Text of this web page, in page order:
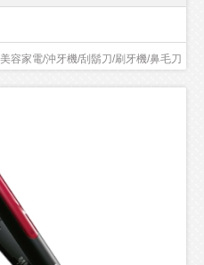
美容家電/沖牙機/刮鬍刀/刷牙機/鼻毛刀